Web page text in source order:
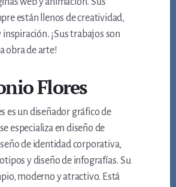
están llenos de creatividad,
¡Sus trabajos son
obra de arte!
Flores
es un diseñador gráfico de
especializa en diseño de
de identidad corporativa,
y diseño de infografías. Su
moderno y atractivo. Está